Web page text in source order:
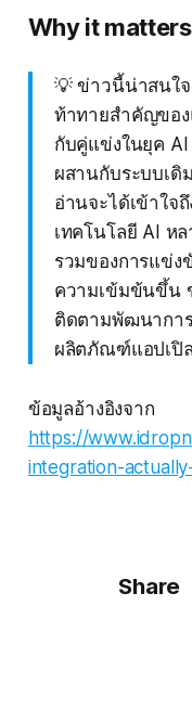
Why it matters
💡 ข่าวนี้น่าสนใจ
ท้าทายสำคัญขอ
กับคู่แข่งในยุค AI
ผสานกับระบบเดิ
อ่านจะได้เข้าใจ
เทคโนโลยี AI ห
รวมของการแข่ง
ความเข้มข้นขึ้น
ติดตามพัฒนากา
ผลิตภัณฑ์แอปเปิล
ข้อมูลอ้างอิงจาก
https://
integration-
Share